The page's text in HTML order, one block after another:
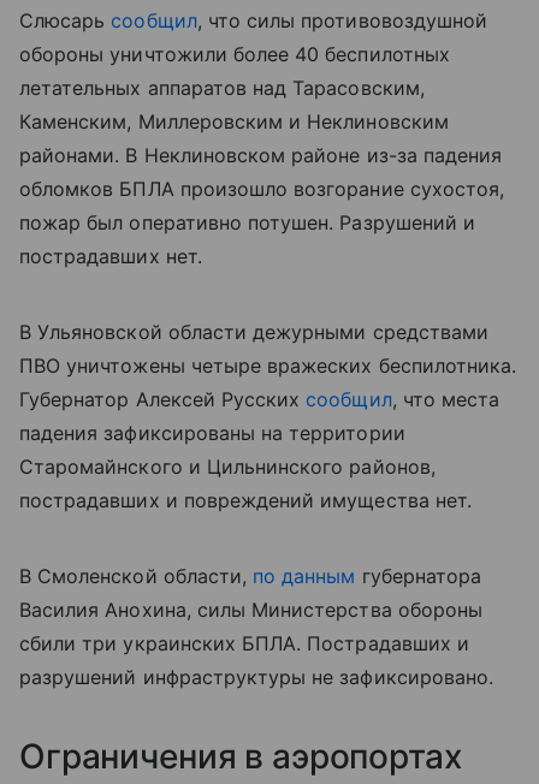
Слюсарь сообщил, что силы противовоздушной
обороны уничтожили более 40 беспилотных
летательных аппаратов над Тарасовским,
Каменским, Миллеровским и Неклиновским
районами. В Неклиновском районе из-за падения
обломков БПЛА произошло возгорание сухостоя,
пожар был оперативно потушен. Разрушений и
пострадавших нет.
В Ульяновской области дежурными средствами
ПВО уничтожены четыре вражеских беспилотника.
Губернатор Алексей Русских сообщил, что места
падения зафиксированы на территории
Старомайнского и Цильнинского районов,
пострадавших и повреждений имущества нет.
В Смоленской области, по данным губернатора
Василия Анохина, силы Министерства обороны
сбили три украинских БПЛА. Пострадавших и
разрушений инфраструктуры не зафиксировано.
Ограничения в аэропортах